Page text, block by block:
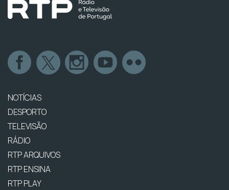
NOTÍCIAS
DESPORTO
TELEVISÃO
RÁDIO
RTP ARQUIVOS
RTP ENSINA
RTP PLAY